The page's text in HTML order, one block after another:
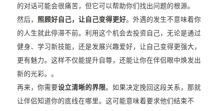
的对话可能会很痛苦，但它可以帮助你们找出问题的根源。
然后， 照顾好自己，让自己变得更好。外遇的发生不意味着你
的人生就此停滞不前。利用这个机会去投资自己，无论是通过
健身、学习新技能，还是发展兴趣爱好，让自己变得更强大，
更有魅力。这样不仅能提升自尊，还能让你在伴侣眼中焕发出
新的光彩。。
再来，你需要设立清晰的界限。如果决定挽回这段关系，那就
让伴侣知道你的底线在哪里。这可能意味着要求他们结束不